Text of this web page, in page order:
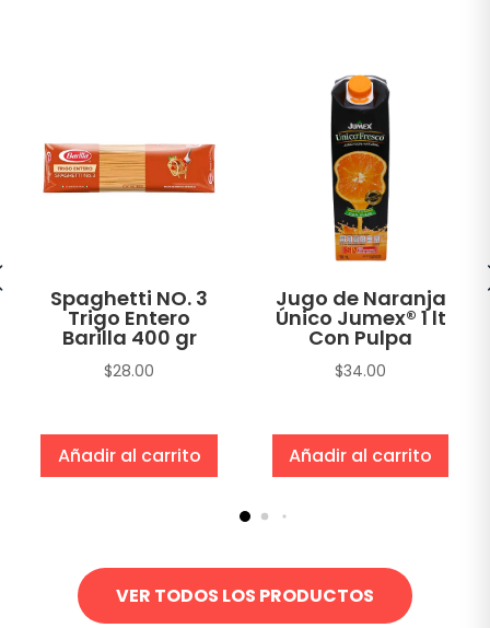
Spaghetti NO. 3
Trigo Entero
Barilla 400 gr
$28.00
Añadir al carrito
Jugo de Naranja
Único Jumex® 1 lt
Con Pulpa
$34.00
Añadir al carrito
VER TODOS LOS PRODUCTOS